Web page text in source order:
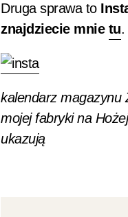
Druga sprawa to
znajdziecie mnie tu.
kalendarz magazynu
mojej fabryki na
ukazują